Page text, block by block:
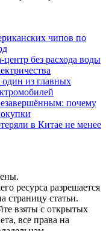
чипов по
без расхода воды
из главных
почему
в Китае не менее
ресурса разрешается
страницу статьи.
взяты с открытых
все права на